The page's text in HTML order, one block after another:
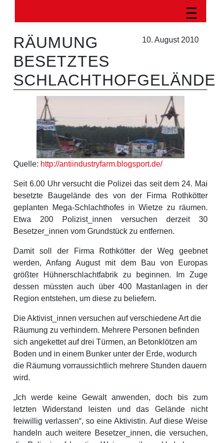
10. August 2010
RÄUMUNG
BESETZTES
SCHLACHTHOFGELÄNDE
Quelle: http://antiindustryfarm.blogsport.de/
Seit 6.00 Uhr versucht die Polizei das seit dem 24. Mai
besetzte Baugelände des von der Firma Rothkötter
geplanten Mega-Schlachthofes in Wietze zu räumen.
Etwa 200 Polizist_innen versuchen derzeit 30
Besetzer_innen vom Grundstück zu entfernen.
Damit soll der Firma Rothkötter der Weg geebnet
werden, Anfang August mit dem Bau von Europas
größter Hühnerschlachtfabrik zu beginnen. Im Zuge
dessen müssten auch über 400 Mastanlagen in der
Region entstehen, um diese zu beliefern.
Die Aktivist_innen versuchen auf verschiedene Art die
Räumung zu verhindern. Mehrere Personen befinden
sich angekettet auf drei Türmen, an Betonklötzen am
Boden und in einem Bunker unter der Erde, wodurch
die Räumung vorraussichtlich mehrere Stunden dauern
wird.
„Ich werde keine Gewalt anwenden, doch bis zum
letzten Widerstand leisten und das Gelände nicht
freiwillig verlassen“, so eine Aktivistin. Auf diese Weise
handeln auch weitere Besetzer_innen, die versuchen,